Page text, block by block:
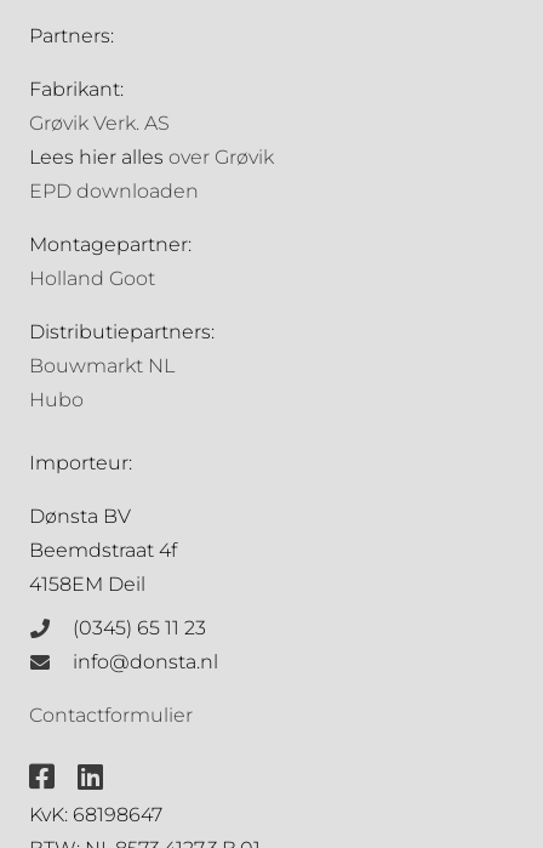
Partners:
Fabrikant:
Grøvik Verk. AS
Lees hier alles over Grøvik
EPD downloaden
Montagepartner:
Holland Goot
Distributiepartners:
Bouwmarkt NL
Hubo
Importeur:
Dønsta BV
Beemdstraat 4f
4158EM Deil
(0345) 65 11 23
info@donsta.nl
Contactformulier
KvK: 68198647